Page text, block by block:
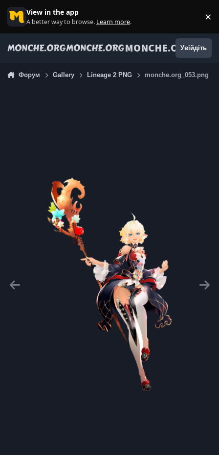
View in the app
A better way to browse. Learn more. ×
MONCHE.ORGУвійдіть
Форум Gallery Lineage 2 PNG monche.org_053.png